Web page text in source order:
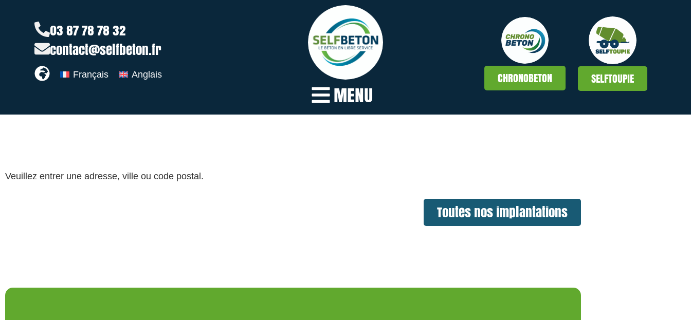
03 87 78 78 32
contact@selfbeton.fr
Français Anglais
MENU
CHRONOBETON SELFTOUPIE
Veuillez entrer une adresse, ville ou code postal.
Toutes nos implantations